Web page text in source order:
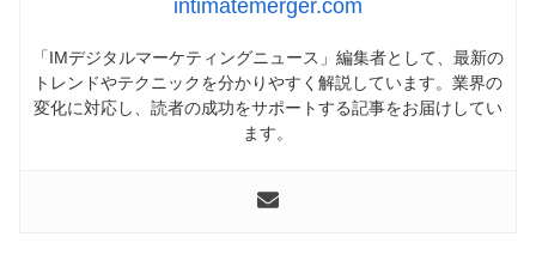
intimatemerger.com
「IMデジタルマーケティングニュース」編集者として、最新の
トレンドやテクニックを分かりやすく解説しています。業界の
変化に対応し、読者の成功をサポートする記事をお届けしてい
ます。